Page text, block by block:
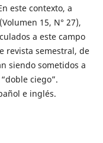
este contexto, a
15, N° 27),
a este campo
revista semestral, de
siendo sometidos a
ciego”.
e inglés.